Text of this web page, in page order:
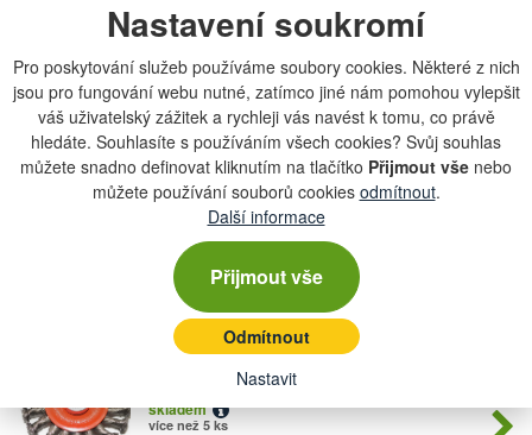
Nastavení soukromí
Pro poskytování služeb používáme soubory cookies. Některé z nich
jsou pro fungování webu nutné, zatímco jiné nám pomohou vylepšit
váš uživatelský zážitek a rychleji vás navést k tomu, co právě
hledáte. Souhlasíte s používáním všech cookies? Svůj souhlas
můžete snadno definovat kliknutím na tlačítko Přijmout vše nebo
můžete používání souborů cookies odmítnout.
Další informace
Přijmout vše
Odmítnout
Nastavit
MAGG BL97008 Kartáč hrnkový 80,
copánk...
skladem
více než 5 ks
99 Kč
Počet
kusů
MAGG BL97025 Kartáč okružní 115,
copán...
99 Kč
Počet
kusů
MAGG BL97024 Kartáč okružní 100,
skladem
více než 5 ks
Počet
kusů